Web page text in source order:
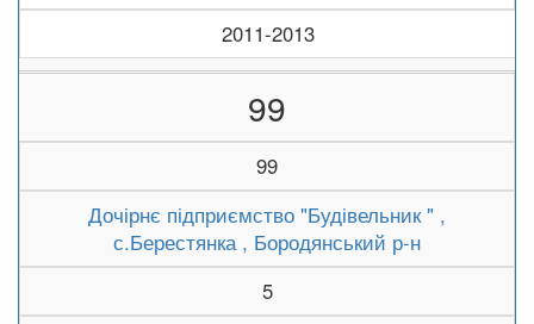
2011-2013
99
99
Дочірнє підприємство "Будівельник " ,
с.Берестянка , Бородянський р-н
5